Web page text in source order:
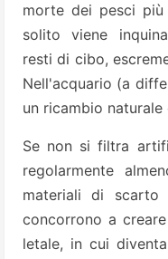
morte dei pesci più
solito viene
resti di cibo,
Nell'acquario (a
un ricambio
Se non si filtra
regolarmente
materiali di scarto
concorrono a
letale, in cui